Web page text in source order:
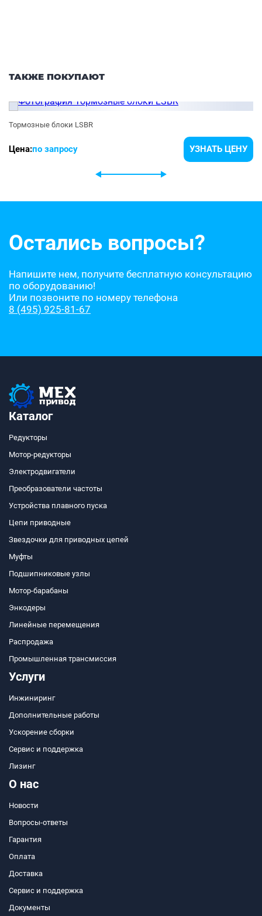
ТАКЖЕ ПОКУПАЮТ
Тормозные блоки LSBR
Цена:по запросу УЗНАТЬ ЦЕНУ
Остались вопросы?
Напишите нем, получите бесплатную консультацию
по оборудованию!
Или позвоните по номеру телефона
8 (495) 925-81-67
Каталог
Редукторы
Мотор-редукторы
Электродвигатели
Преобразователи частоты
Устройства плавного пуска
Цепи приводные
Звездочки для приводных цепей
Муфты
Подшипниковые узлы
Мотор-барабаны
Энкодеры
Линейные перемещения
Распродажа
Промышленная трансмиссия
Услуги
Инжиниринг
Дополнительные работы
Ускорение сборки
Сервис и поддержка
Лизинг
О нас
Новости
Вопросы-ответы
Гарантия
Оплата
Доставка
Сервис и поддержка
Документы